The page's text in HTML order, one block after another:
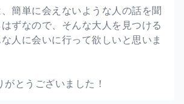
簡単に会えないような人の話を聞
ずなので、そんな大人を見つける
人に会いに行って欲しいと思いま
とうございました！